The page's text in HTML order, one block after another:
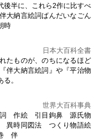
後半に、これら2作に比すべ
伴大納言絵詞ばんだいなごん
時
日本大百科全書
たものが、のちになるほど
伴大納言絵詞 』や『平治物
。
世界大百科事典
作絵 引目鉤鼻 源氏物
時同図法 つくり物語絵
伴